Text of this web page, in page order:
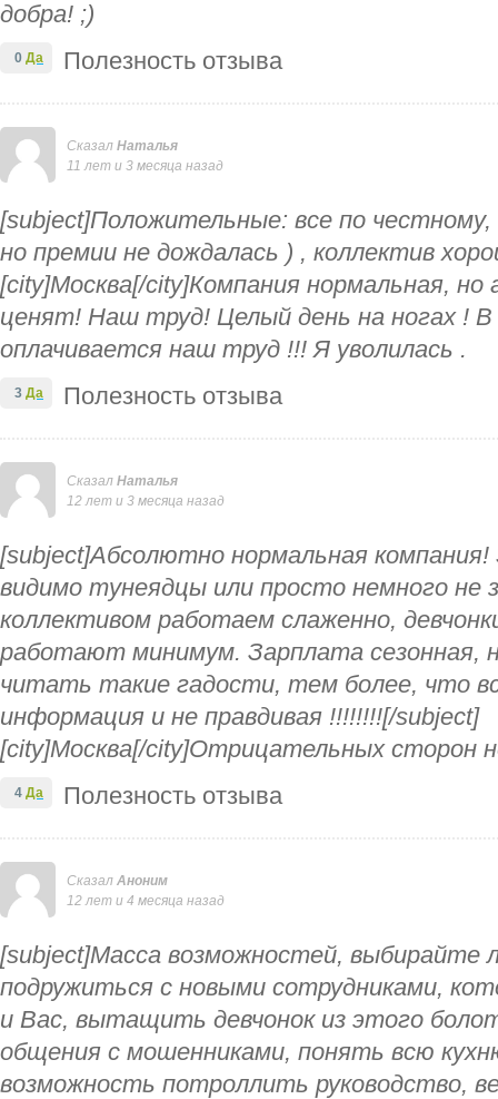
добра! ;)
Полезность отзыва
0 Да
Сказал Наталья
11 лет и 3 месяца назад
[subject]Положительные: все по честному,
но премии не дождалась ) , коллектив
[city]Москва[/city]Компания нормальная,
ценят! Наш труд! Целый день на ногах ! В
оплачивается наш труд !!! Я уволилась .
Полезность отзыва
3 Да
Сказал Наталья
12 лет и 3 месяца назад
[subject]Абсолютно нормальная
видимо тунеядцы или просто немного не
коллективом работаем слаженно,
работают минимум. Зарплата сезонная,
читать такие гадости, тем более, что
информация и не правдивая !!!!!!!![/subject]
[city]Москва[/city]Отрицательных сторон
Полезность отзыва
4 Да
Сказал Аноним
12 лет и 4 месяца назад
[subject]Масса возможностей, выбирайте
подружиться с новыми сотрудниками,
и Вас, вытащить девчонок из этого
общения с мошенниками, понять всю
возможность потроллить руководство,